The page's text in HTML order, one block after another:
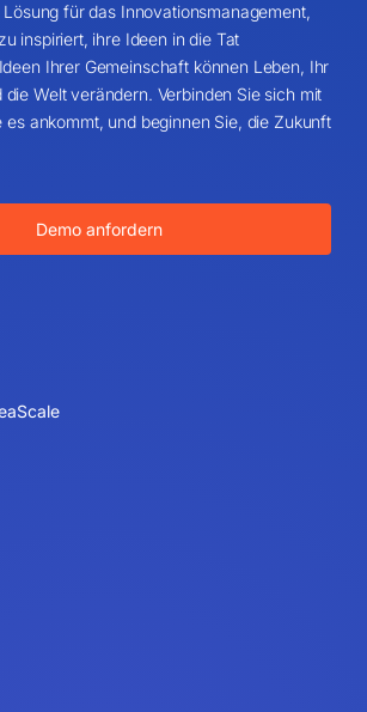
für das Innovationsmanagement,
inspiriert, ihre Ideen in die Tat
Ihrer Gemeinschaft können Leben, Ihr
die Welt verändern. Verbinden Sie sich mit
es ankommt, und beginnen Sie, die Zukunft
Demo anfordern